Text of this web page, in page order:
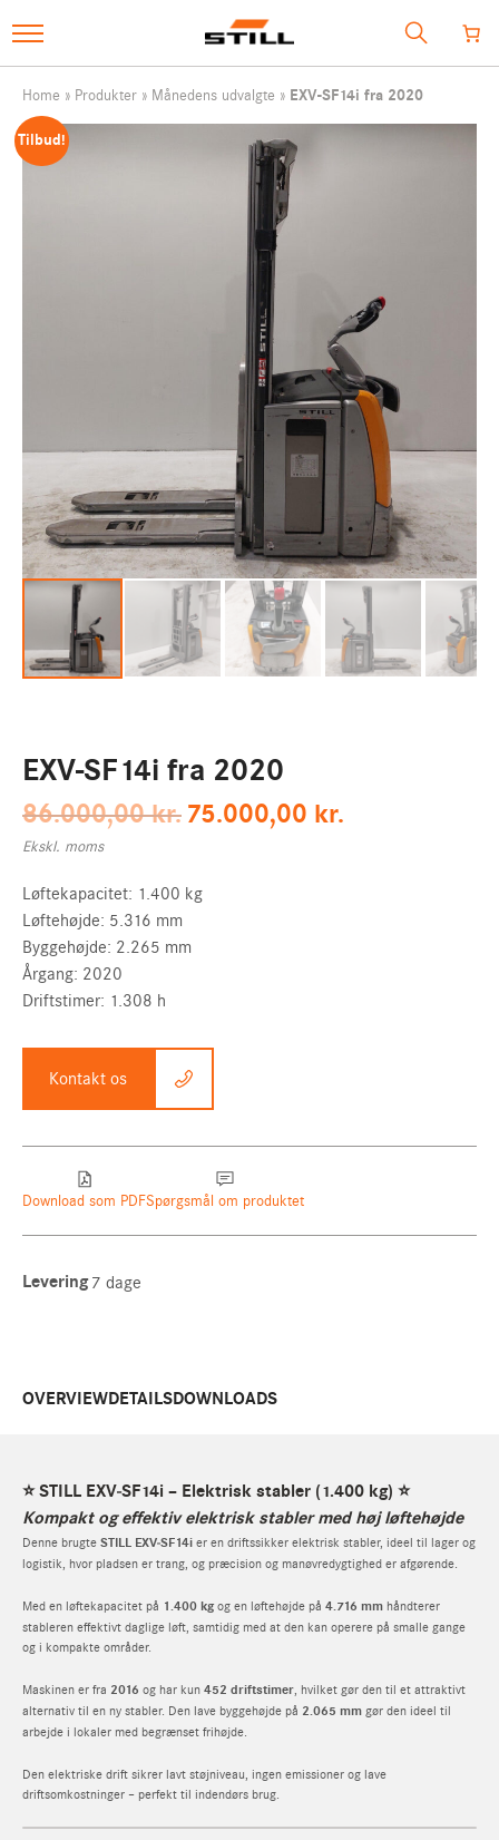
SHOP
MÅNEDENS UDVALGTE
webshop@still.dk
Vores hotlines:
Webshop +45 30 12 73 10
Live chat
Kontakt os på livechatten for at få svar på dine spørgsmål!
STILL MERCHANDISE
Min konto
HOVEDSIDE
Home » Produkter » Månedens udvalgte » EXV-SF14i fra 2020
Tilbud!
EXV-SF14i fra 2020
86.000,00kr. Original
86.000,00 kr..
75.000,00 kr.
Ekskl. moms
Løftekapacitet: 1.400 kg
Løftehøjde: 5.316 mm
Byggehøjde: 2.265 mm
Årgang: 2020
Driftstimer: 1.308 h
Kontakt os
Download som PDFSpørgsmål om produktet
Levering 7 dage
OVERVIEWDETAILSDOWNLOADS
⭐STILL EXV‑SF14i – Elektrisk stabler (1.400 kg) ⭐
Kompakt og effektiv elektrisk stabler med høj løftehøjde
Denne brugte STILL EXV‑SF14i er en driftssikker elektrisk stabler, ideel til lager og
logistik, hvor pladsen er trang, og præcision og manøvredygtighed er afgørende.
Med en løftekapacitet på 1.400 kg og en løftehøjde på 4.716 mm håndterer
stableren effektivt daglige løft, samtidig med at den kan operere på smalle gange
og i kompakte områder.
Maskinen er fra 2016 og har kun 452 driftstimer, hvilket gør den til et attraktivt
alternativ til en ny stabler. Den lave byggehøjde på 2.065 mm gør den ideel til
arbejde i lokaler med begrænset frihøjde.
Den elektriske drift sikrer lavt støjniveau, ingen emissioner og lave
driftsomkostninger – perfekt til indendørs brug.